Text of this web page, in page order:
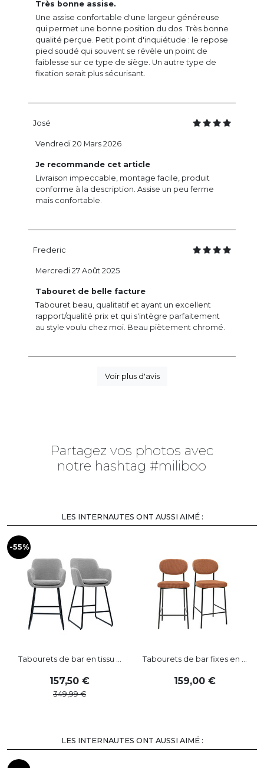
Très bonne assise.
Une assise confortable d'une largeur généreuse
qui permet une bonne position du dos. Très bonne
qualité perçue. Petit point d'inquiétude : le repose
pied soudé qui souvent se révèle un point de
faiblesse sur ce type de siège. Un autre type de
fixation serait plus sécurisant.
José
Je recommande cet article
Livraison impeccable, montage facile, produit
conforme à la description. Assise un peu ferme
mais confortable.
Vendredi 20 Mars 2026
Frederic
Tabouret de belle facture
Tabouret beau, qualitatif et ayant un excellent
rapport/qualité prix et qui s'intègre parfaitement
au style voulu chez moi. Beau piètement chromé.
Mercredi 27 Août 2025
Voir plus d'avis
Partagez vos photos avec
notre hashtag #miliboo
LES INTERNAUTES ONT AUSSI AIMÉ :
-55%
Tabourets de bar en tissu ...
157,50
349,99
Tabourets de bar fixes en ...
159,00
LES INTERNAUTES ONT AUSSI AIMÉ :